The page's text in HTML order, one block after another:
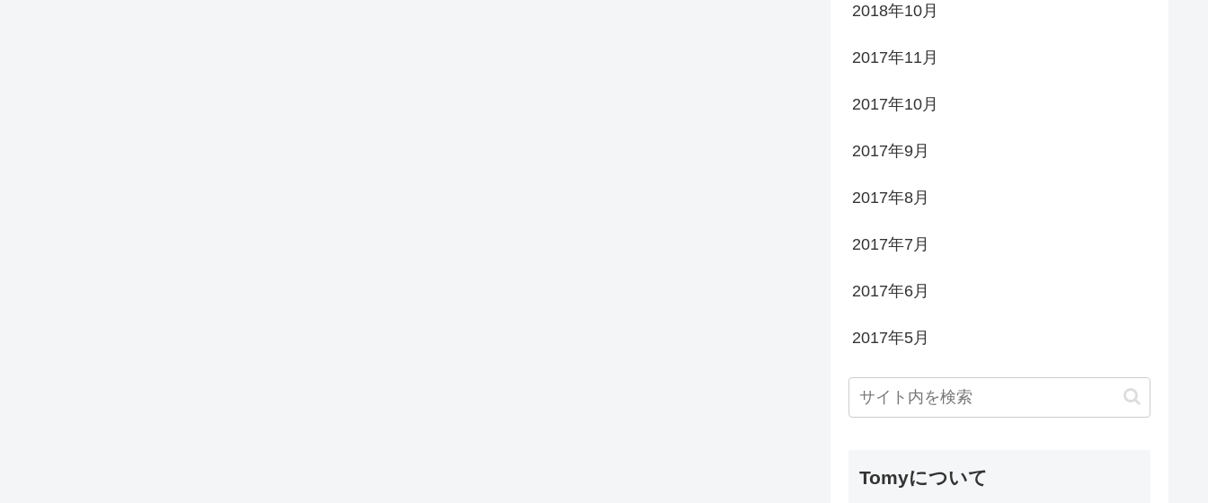
2018年10月
2017年11月
2017年10月
2017年9月
2017年8月
2017年7月
2017年6月
2017年5月
Tomyについて